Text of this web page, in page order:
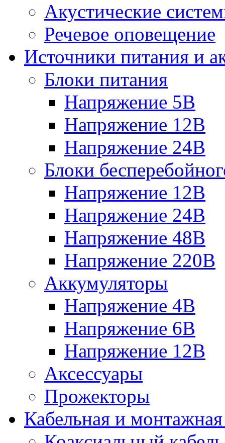
Акустические
Речевое оповещение
Источники питания и
Блоки питания
Напряжение 5В
Напряжение 12В
Напряжение 24В
Блоки
Напряжение 12В
Напряжение 24В
Напряжение 48В
Напряжение 220В
Аккумуляторы
Напряжение 4В
Напряжение 6В
Напряжение 12В
Аксессуары
Прожекторы
Кабельная и